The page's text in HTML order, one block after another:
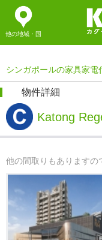
他の地域・国
シンガポールの家具家電
物件詳細
Katong
他の間取りもありますの